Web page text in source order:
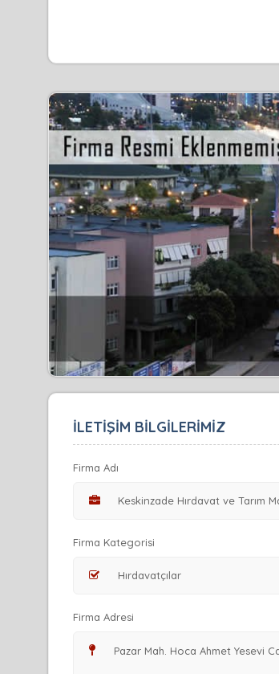
İLETİŞİM BİLGİLERİMİZ
Firma Adı
Firma Kategorisi
Firma Adresi